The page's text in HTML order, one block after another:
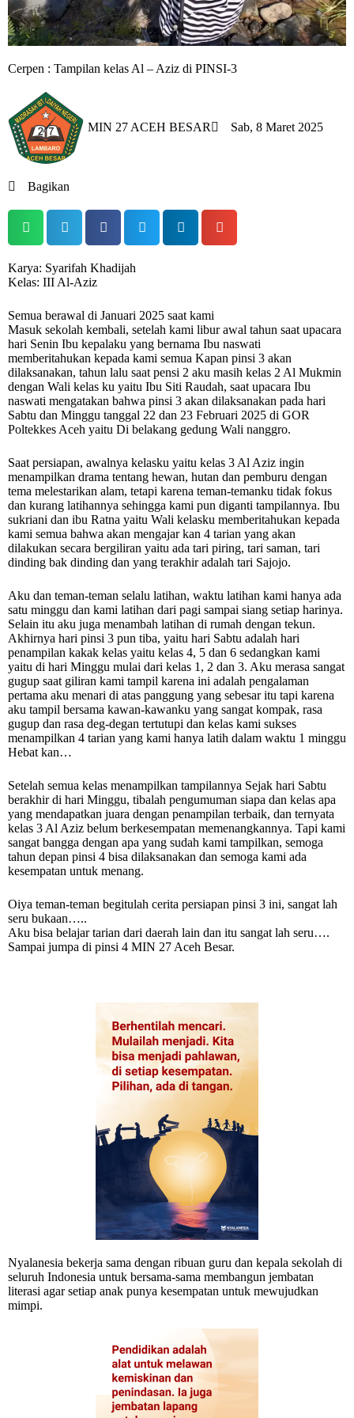
Cerpen : Tampilan kelas Al – Aziz di PINSI-3
MIN 27 ACEH BESAR Sab, 8 Maret 2025
Bagikan
Karya: Syarifah Khadijah
Kelas: III Al-Aziz
Semua berawal di Januari 2025 saat kami
Masuk sekolah kembali, setelah kami libur awal tahun saat upacara
hari Senin Ibu kepalaku yang bernama Ibu naswati
memberitahukan kepada kami semua Kapan pinsi 3 akan
dilaksanakan, tahun lalu saat pensi 2 aku masih kelas 2 Al Mukmin
dengan Wali kelas ku yaitu Ibu Siti Raudah, saat upacara Ibu
naswati mengatakan bahwa pinsi 3 akan dilaksanakan pada hari
Sabtu dan Minggu tanggal 22 dan 23 Februari 2025 di GOR
Poltekkes Aceh yaitu Di belakang gedung Wali nanggro.
Saat persiapan, awalnya kelasku yaitu kelas 3 Al Aziz ingin
menampilkan drama tentang hewan, hutan dan pemburu dengan
tema melestarikan alam, tetapi karena teman-temanku tidak fokus
dan kurang latihannya sehingga kami pun diganti tampilannya. Ibu
sukriani dan ibu Ratna yaitu Wali kelasku memberitahukan kepada
kami semua bahwa akan mengajar kan 4 tarian yang akan
dilakukan secara bergiliran yaitu ada tari piring, tari saman, tari
dinding bak dinding dan yang terakhir adalah tari Sajojo.
Aku dan teman-teman selalu latihan, waktu latihan kami hanya ada
satu minggu dan kami latihan dari pagi sampai siang setiap harinya.
Selain itu aku juga menambah latihan di rumah dengan tekun.
Akhirnya hari pinsi 3 pun tiba, yaitu hari Sabtu adalah hari
penampilan kakak kelas yaitu kelas 4, 5 dan 6 sedangkan kami
yaitu di hari Minggu mulai dari kelas 1, 2 dan 3. Aku merasa sangat
gugup saat giliran kami tampil karena ini adalah pengalaman
pertama aku menari di atas panggung yang sebesar itu tapi karena
aku tampil bersama kawan-kawanku yang sangat kompak, rasa
gugup dan rasa deg-degan tertutupi dan kelas kami sukses
menampilkan 4 tarian yang kami hanya latih dalam waktu 1 minggu
Hebat kan…
Setelah semua kelas menampilkan tampilannya Sejak hari Sabtu
berakhir di hari Minggu, tibalah pengumuman siapa dan kelas apa
yang mendapatkan juara dengan penampilan terbaik, dan ternyata
kelas 3 Al Aziz belum berkesempatan memenangkannya. Tapi kami
sangat bangga dengan apa yang sudah kami tampilkan, semoga
tahun depan pinsi 4 bisa dilaksanakan dan semoga kami ada
kesempatan untuk menang.
Oiya teman-teman begitulah cerita persiapan pinsi 3 ini, sangat lah
seru bukaan…..
Aku bisa belajar tarian dari daerah lain dan itu sangat lah seru….
Sampai jumpa di pinsi 4 MIN 27 Aceh Besar.
Nyalanesia bekerja sama dengan ribuan guru dan kepala sekolah di
seluruh Indonesia untuk bersama-sama membangun jembatan
literasi agar setiap anak punya kesempatan untuk mewujudkan
mimpi.